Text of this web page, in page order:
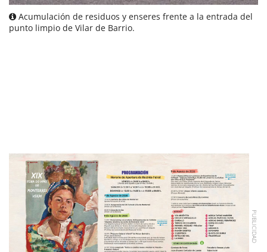
Acumulación de residuos y enseres frente a la entrada del
punto limpio de Vilar de Barrio.